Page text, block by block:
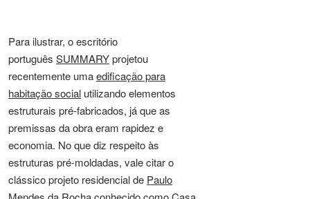
Para ilustrar, o escritório
português SUMMARYprojetou
recentemente umaedificação para
habitação social utilizando elementos
estruturais pré-fabricados, já que as
premissas da obra eram rapidez e
economia. No que diz respeito às
estruturas pré-moldadas, vale citar o
clássico projeto residencial de Paulo